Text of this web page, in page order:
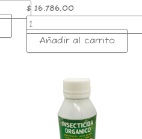
$ 16.786,00
Añadir al carrito
CULTIVATE
cantidad